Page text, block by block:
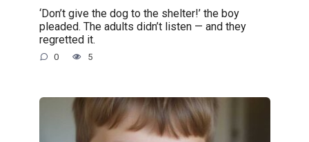
‘Don’t give the dog to the shelter!’ the boy
pleaded. The adults didn’t listen — and they
regretted it.
0 5